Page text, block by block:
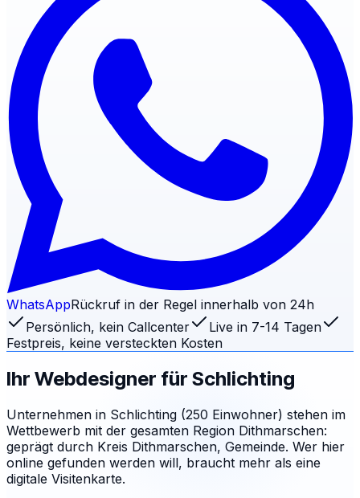
WhatsAppRückruf in der Regel innerhalb von 24h
Persönlich, kein Callcenter
Live in 7-14 Tagen
Festpreis, keine versteckten Kosten
Ihr Webdesigner für Schlichting
Unternehmen in Schlichting (250 Einwohner) stehen im
Wettbewerb mit der gesamten Region Dithmarschen:
geprägt durch Kreis Dithmarschen, Gemeinde. Wer hier
online gefunden werden will, braucht mehr als eine
digitale Visitenkarte.